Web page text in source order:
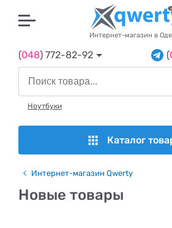
Интернет-магазин в
(048) 772-82-92 (
Ноутбуки
Каталог
Интернет-магазин Qwerty
Новые товары